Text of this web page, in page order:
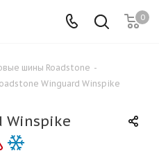
0
шины Roadstone -
Winguard Winspike
Winspike